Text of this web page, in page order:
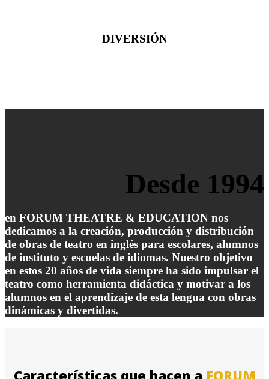
DIVERSIÓN
Desde 1994
en FORUM THEATRE & EDUCATION nos
dedicamos a la creación, producción y distribución
de obras de teatro en inglés para escolares, alumnos
de instituto y escuelas de idiomas. Nuestro objetivo
en estos 20 años de vida siempre ha sido impulsar el
teatro como herramienta didáctica y motivar a los
alumnos en el aprendizaje de esta lengua con obras
dinámicas y divertidas.